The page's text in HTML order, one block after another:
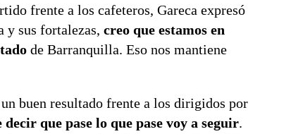
frente a los cafeteros, Gareca expresó
y sus fortalezas, creo que estamos en
de Barranquilla. Eso nos mantiene
buen resultado frente a los dirigidos por
que pase lo que pase voy a seguir.